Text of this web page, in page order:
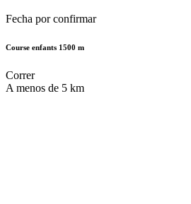
Fecha por confirmar
Course enfants 1500 m
Correr
A menos de 5 km